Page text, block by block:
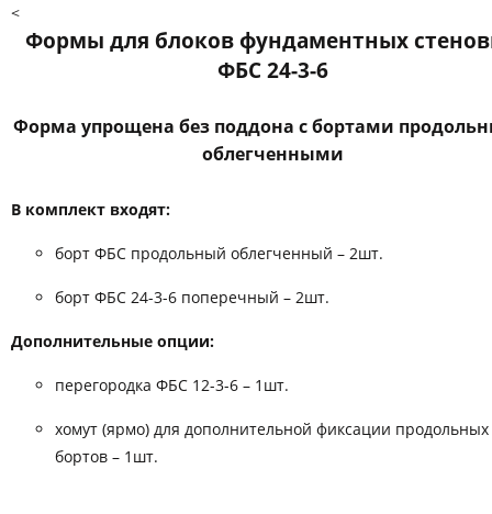
<
Формы для блоков фундаментных
ФБС 24-3-6
Форма упрощена без поддона с бортами
облегченными
В комплект входят:
борт ФБС продольный облегченный – 2шт.
борт ФБС 24-3-6 поперечный – 2шт.
Дополнительные опции:
перегородка ФБС 12-3-6 – 1шт.
хомут (ярмо) для дополнительной фиксации продольных
бортов – 1шт.